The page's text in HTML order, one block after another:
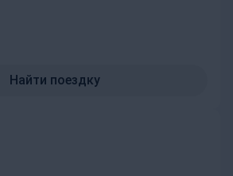
Найти поездку